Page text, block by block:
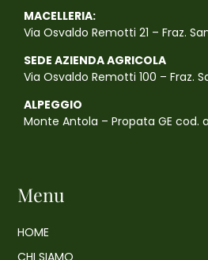
MACELLERIA:
Via Osvaldo Remotti 21 – Fraz.
SEDE AZIENDA AGRICOLA
Via Osvaldo Remotti 100 – Fraz.
ALPEGGIO
Monte Antola – Propata GE cod.
Menu
HOME
CHI SIAMO